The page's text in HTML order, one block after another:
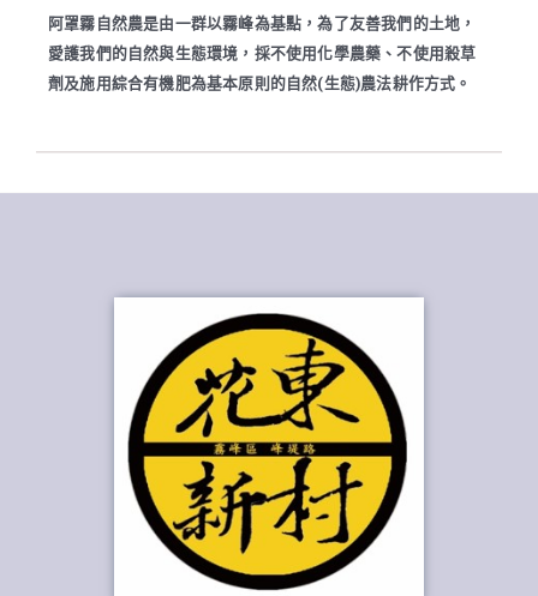
阿罩霧自然農是由一群以霧峰為基點，為了友善我們的土地，
愛護我們的自然與生態環境，採不使用化學農藥、不使用殺草
劑及施用綜合有機肥為基本原則的自然(生態)農法耕作方式。